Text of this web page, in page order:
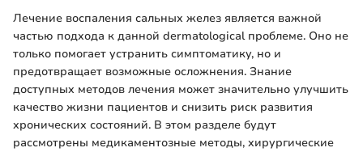
Лечение воспаления сальных желез является важной
частью подхода к данной dermatological проблеме. Оно не
только помогает устранить симптоматику, но и
предотвращает возможные осложнения. Знание
доступных методов лечения может значительно улучшить
качество жизни пациентов и снизить риск развития
хронических состояний. В этом разделе будут
рассмотрены медикаментозные методы, хирургические